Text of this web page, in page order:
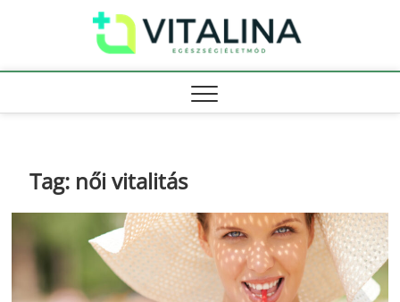
Tag: női vitalitás